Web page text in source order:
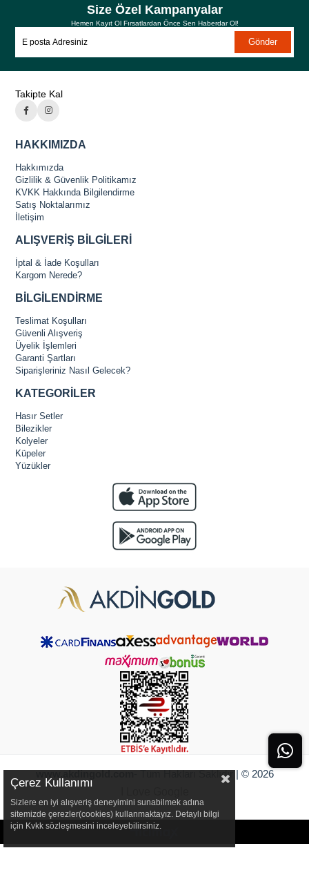
Size Özel Kampanyalar
Hemen Kayıt Ol Fırsatlardan Önce Sen Haberdar Ol!
Gönder
Takipte Kal
HAKKIMIZDA
Hakkımızda
Gizlilik & Güvenlik Politikamız
KVKK Hakkında Bilgilendirme
Satış Noktalarımız
İletişim
ALIŞVERİŞ BİLGİLERİ
İptal & İade Koşulları
Kargom Nerede?
BİLGİLENDİRME
Teslimat Koşulları
Güvenli Alışveriş
Üyelik İşlemleri
Garanti Şartları
Siparişleriniz Nasıl Gelecek?
KATEGORİLER
Hasır Setler
Bilezikler
Kolyeler
Küpeler
Yüzükler
www.akdingold.com- Tüm Hakları Saklıdır | © 2026
Çerez Kullanımı
Sizlere en iyi alışveriş deneyimini sunabilmek adına
sitemizde çerezler(cookies) kullanmaktayız. Detaylı bilgi
için Kvkk sözleşmesini inceleyebilirsiniz.